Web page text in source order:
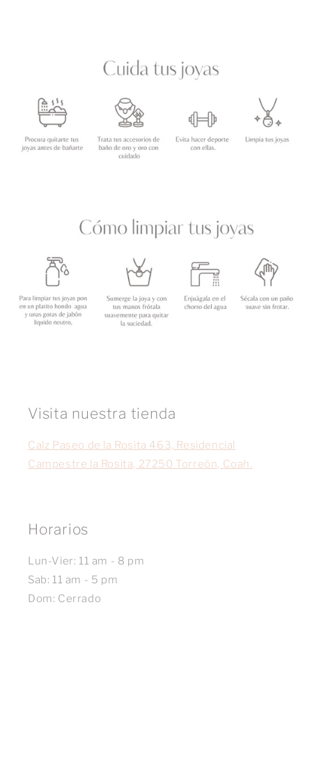
Visita nuestra tienda
Calz Paseo de la Rosita 463, Residencial
Campestre la Rosita, 27250 Torreón, Coah.
Horarios
Lun-Vier: 11 am - 8 pm
Sab: 11 am - 5 pm
Dom: Cerrado